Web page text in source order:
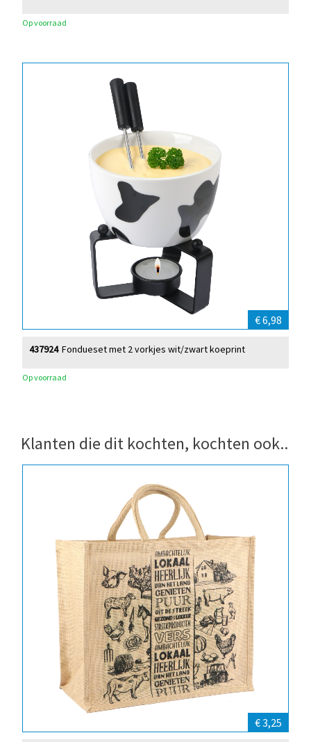
Op voorraad
€ 6,98
Fondueset met 2 vorkjes wit/zwart koeprint
437924
Op voorraad
Klanten die dit kochten, kochten ook..
€ 3,25